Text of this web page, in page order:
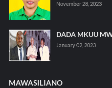
November 28, 2023
DADA MKUU
January 02, 2023
MAWASILIANO